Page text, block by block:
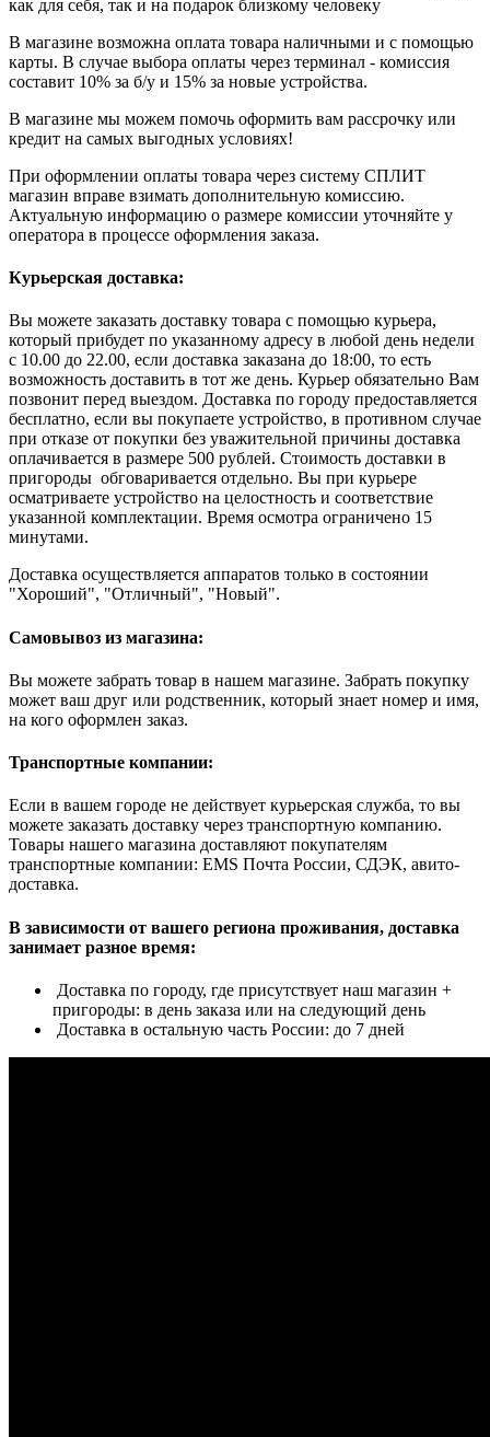
как для себя, так и на подарок близкому человеку
В магазине возможна оплата товара наличными и с помощью
карты. В случае выбора оплаты через терминал - комиссия
составит 10% за б/у и 15% за новые устройства.
В магазине мы можем помочь оформить вам рассрочку или
кредит на самых выгодных условиях!
При оформлении оплаты товара через систему СПЛИТ
магазин вправе взимать дополнительную комиссию.
Актуальную информацию о размере комиссии уточняйте у
оператора в процессе оформления заказа.
Курьерская доставка:
Вы можете заказать доставку товара с помощью курьера,
который прибудет по указанному адресу в любой день недели
с 10.00 до 22.00, если доставка заказана до 18:00, то есть
возможность доставить в тот же день. Курьер обязательно Вам
позвонит перед выездом. Доставка по городу предоставляется
бесплатно, если вы покупаете устройство, в противном случае
при отказе от покупки без уважительной причины доставка
оплачивается в размере 500 рублей. Стоимость доставки в
пригороды обговаривается отдельно. Вы при курьере
осматриваете устройство на целостность и соответствие
указанной комплектации. Время осмотра ограничено 15
минутами.
Доставка осуществляется аппаратов только в состоянии
"Хороший", "Отличный", "Новый".
Самовывоз из магазина:
Вы можете забрать товар в нашем магазине. Забрать покупку
может ваш друг или родственник, который знает номер и имя,
на кого оформлен заказ.
Транспортные компании:
Если в вашем городе не действует курьерская служба, то вы
можете заказать доставку через транспортную компанию.
Товары нашего магазина доставляют покупателям
транспортные компании: EMS Почта России, СДЭК, авито-
доставка.
В зависимости от вашего региона проживания, доставка
занимает разное время:
Доставка по городу, где присутствует наш магазин +
пригороды: в день заказа или на следующий день
Доставка в остальную часть России: до 7 дней